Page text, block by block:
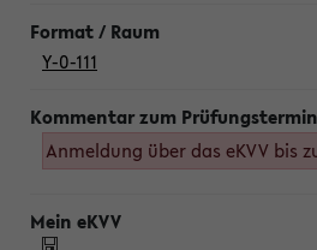
Y-0-111
Anmeldung über das eKVV bis